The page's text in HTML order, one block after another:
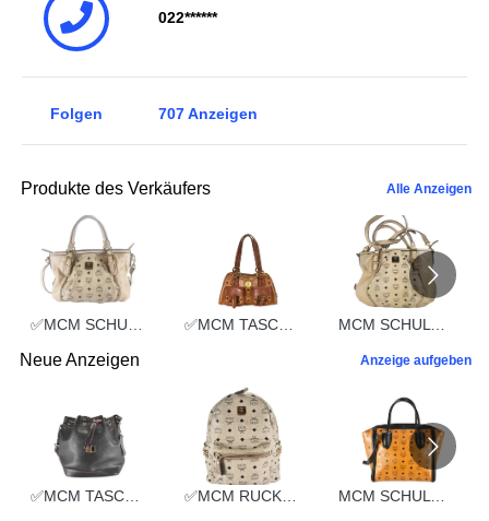
022******
Folgen 707Anzeigen
Produkte des Verkäufers Alle Anzeigen
Neue Anzeigen Anzeige aufgeben